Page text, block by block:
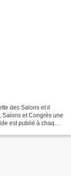
des Salons et il
et Congrès une
est publié à chaque